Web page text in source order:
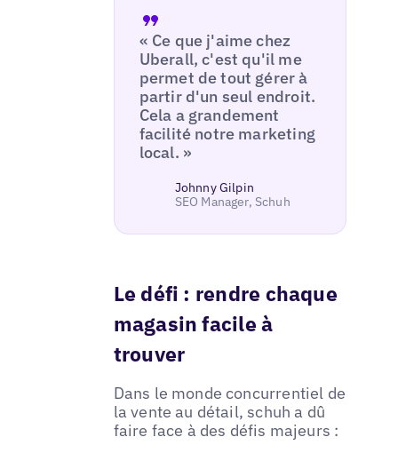
« Ce que j'aime chez
Uberall, c'est qu'il me
permet de tout gérer à
partir d'un seul endroit.
Cela a grandement
facilité notre marketing
local. »
Johnny Gilpin
SEO Manager, Schuh
Le défi : rendre chaque
magasin facile à
trouver
Dans le monde concurrentiel de
la vente au détail, schuh a dû
faire face à des défis majeurs :